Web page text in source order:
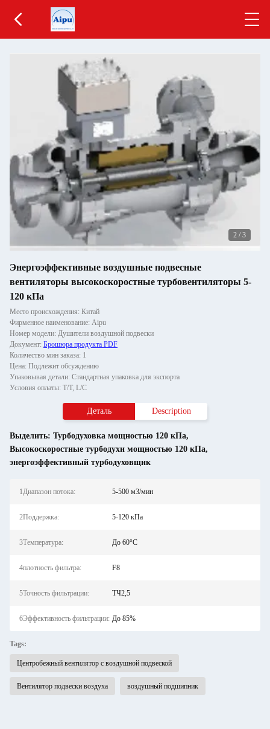
2 / 3
Энергоэффективные воздушные подвесные
вентиляторы высокоскоростные турбовентиляторы 5-
120 кПа
Место происхождения: Китай
Фирменное наименование: Aipu
Номер модели: Душители воздушной подвески
Документ: Брошюра продукта PDF
Количество мин заказа: 1
Цена: Подлежит обсуждению
Упаковывая детали: Стандартная упаковка для экспорта
Условия оплаты: T/T, L/C
Деталь Description
Выделить: Турбодуховка мощностью 120 кПа,
Высокоскоростные турбодухи мощностью 120 кПа,
энергоэффективный турбодуховщик
1Диапазон потока: 5-500 м3/мин
2Поддержка: 5-120 кПа
3Температура: До 60°C
4плотность фильтра: F8
5Точность фильтрации: ТЧ2,5
6Эффективность фильтрации: До 85%
Tags:
Центробежный вентилятор с воздушной подвеской
Вентилятор подвески воздуха воздушный подшипник